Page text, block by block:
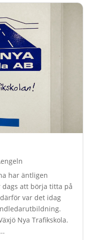
har äntligen
att börja titta på
var det idag
Nya Trafikskola.